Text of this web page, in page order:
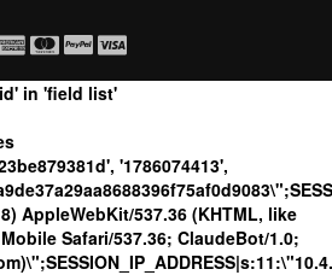
in 'field list'
'1786074413',
AppleWebKit/537.36 (KHTML, like
Safari/537.36; ClaudeBot/1.0;